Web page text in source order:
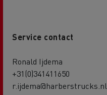
Service contact
Ronald Ijdema
+31(0)341411650
r.ijdema@harberstrucks.nl